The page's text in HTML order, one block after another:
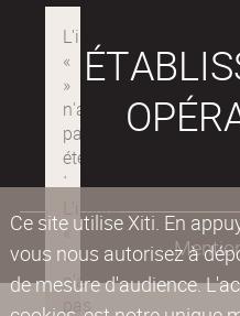
Ce site utilise Xiti. En
vous nous autorisez à
de mesure d'audience.